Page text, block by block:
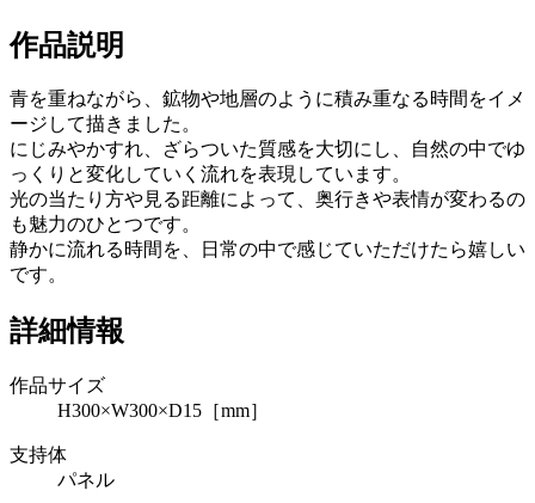
作品説明
青を重ねながら、鉱物や地層のように積み重なる時間をイメ
ージして描きました。
にじみやかすれ、ざらついた質感を大切にし、自然の中でゆ
っくりと変化していく流れを表現しています。
光の当たり方や見る距離によって、奥行きや表情が変わるの
も魅力のひとつです。
静かに流れる時間を、日常の中で感じていただけたら嬉しい
です。
詳細情報
作品サイズ
H300×W300×D15［mm］
支持体
パネル